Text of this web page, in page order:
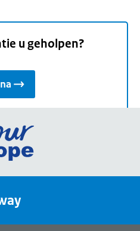
u geholpen?
Ga
de
een